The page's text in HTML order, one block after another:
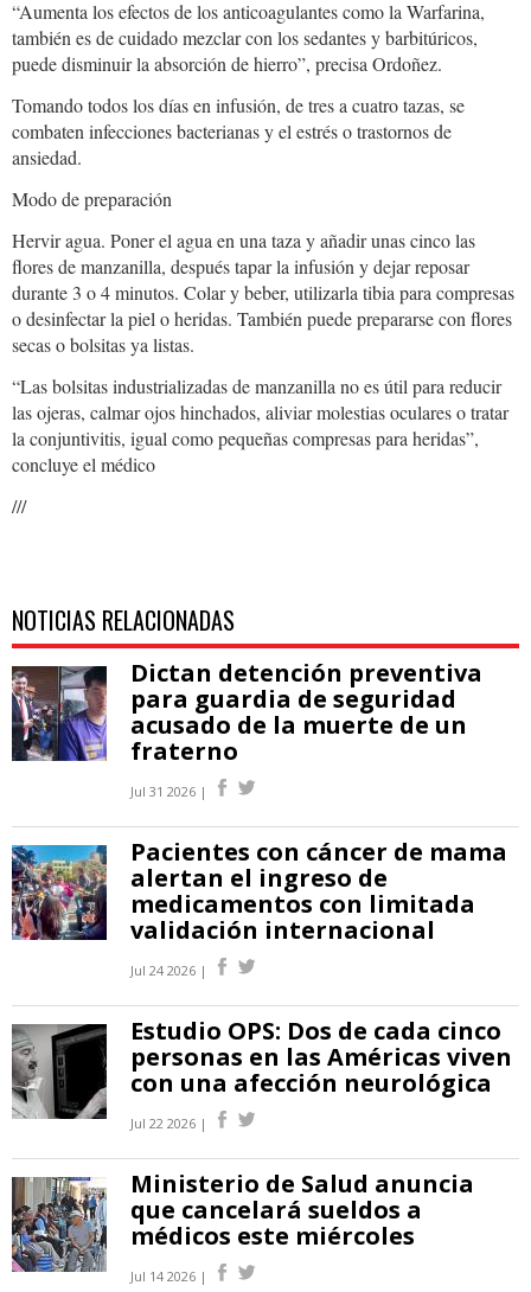
“Aumenta los efectos de los anticoagulantes como la Warfarina,
también es de cuidado mezclar con los sedantes y barbitúricos,
puede disminuir la absorción de hierro”, precisa Ordoñez.
Tomando todos los días en infusión, de tres a cuatro tazas, se
combaten infecciones bacterianas y el estrés o trastornos de
ansiedad.
Modo de preparación
Hervir agua. Poner el agua en una taza y añadir unas cinco las
flores de manzanilla, después tapar la infusión y dejar reposar
durante 3 o 4 minutos. Colar y beber, utilizarla tibia para compresas
o desinfectar la piel o heridas. También puede prepararse con flores
secas o bolsitas ya listas.
“Las bolsitas industrializadas de manzanilla no es útil para reducir
las ojeras, calmar ojos hinchados, aliviar molestias oculares o tratar
la conjuntivitis, igual como pequeñas compresas para heridas”,
concluye el médico
///
NOTICIAS RELACIONADAS
Dictan detención preventiva
para guardia de seguridad
acusado de la muerte de un
fraterno
Jul 31 2026 |
Pacientes con cáncer de mama
alertan el ingreso de
medicamentos con limitada
validación internacional
Jul 24 2026 |
Estudio OPS: Dos de cada cinco
personas en las Américas viven
con una afección neurológica
Jul 22 2026 |
Ministerio de Salud anuncia
que cancelará sueldos a
médicos este miércoles
Jul 14 2026 |